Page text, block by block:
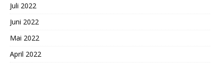
Juli 2022
Juni 2022
Mai 2022
April 2022